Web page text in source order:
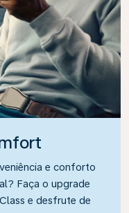
e conforto
Faça o upgrade
e desfrute de